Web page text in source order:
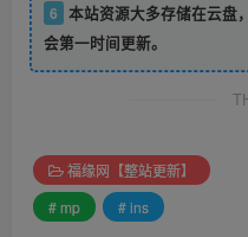
6 本站资源大多存储在云盘
会第一时间更新。
福缘网【整站更新】
# mp
# ins